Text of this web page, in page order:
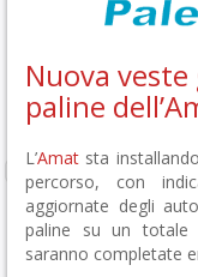
Nuova veste
paline
L’Amat sta
percorso, con
aggiornate degli
paline su un totale
saranno completate